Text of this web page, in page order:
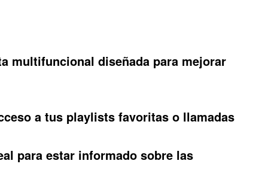
multifuncional diseñada para mejorar
a tus playlists favoritas o llamadas
para estar informado sobre las